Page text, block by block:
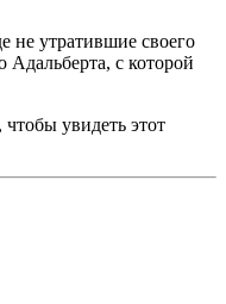
не утратившие своего
Адальберта, с которой
увидеть этот